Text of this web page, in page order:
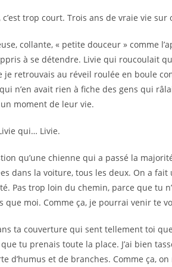
trop court. Trois ans de vraie vie sur
collante, « petite douceur » comme
à se détendre. Livie qui roucoulait
retrouvais au réveil roulée en boule
n’en avait rien à fiche des gens qui
moment de leur vie.
qui… Livie.
qu’une chienne qui a passé la
dans la voiture, tous les deux. On a
Pas trop loin du chemin, parce que tu
que moi. Comme ça, je pourrai venir te
ta couverture qui sent tellement toi
tu prenais toute la place. J’ai bien
d’humus et de branches. Comme ça,